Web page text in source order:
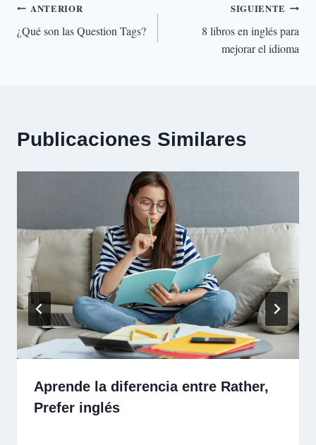
Navegación
de
ANTERIOR
¿Qué son las Question Tags?
SIGUIENTE
8 libros en inglés para
mejorar el idioma
Publicaciones Similares
Aprende la diferencia entre Rather,
Prefer inglés